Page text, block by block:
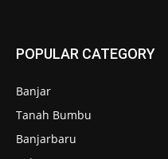
POPULAR CATEGORY
Banjar
Tanah Bumbu
Banjarbaru